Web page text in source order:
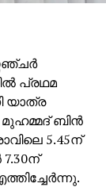
പ്രഥമ
യാത്ര
ബിന്‍
5.45ന്